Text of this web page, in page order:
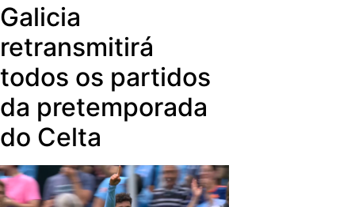
Canal 9, onde foi xefe de produción e
produtor de informativos, ademais de
enviado especial para diversos
acontecementos internacionais.
Galicia
retransmitirá
todos os partidos
da pretemporada
do Celta